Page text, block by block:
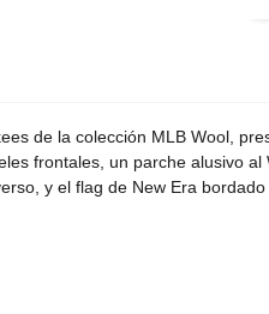
de la colección MLB Wool,
frontales, un parche alusivo al
y el flag de New Era